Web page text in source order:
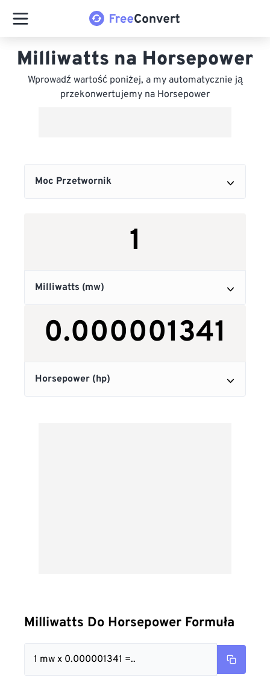
Milliwatts na Horsepower
Wprowadź wartość poniżej, a my automatycznie ją
przekonwertujemy na Horsepower
Milliwatts Do Horsepower Formuła
1 mw x 0.000001341 =..